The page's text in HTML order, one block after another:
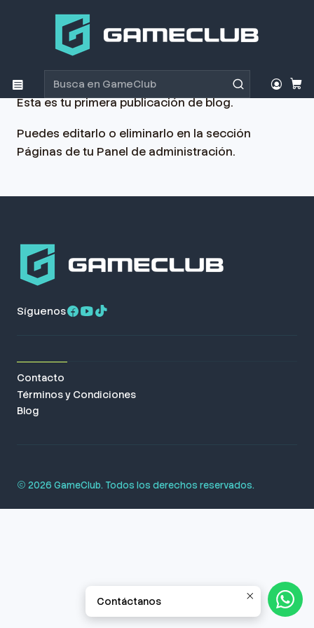
Post Entrada del Blog
Entrada del Blog
Esta es tu primera publicación de blog.
Puedes editarlo o eliminarlo en la sección
Páginas de tu Panel de administración.
Síguenos
Contacto
Términos y Condiciones
Blog
2026 GameClub. Todos los derechos reservados.
Contáctanos